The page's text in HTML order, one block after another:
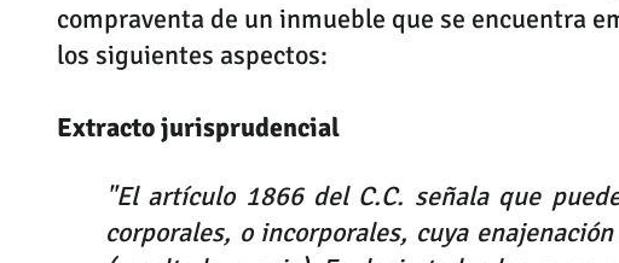
compraventa de un inmueble que se encuentra
los siguientes aspectos:
Extracto jurisprudencial
"El artículo 1866 del C.C. señala que
corporales, o incorporales, cuya